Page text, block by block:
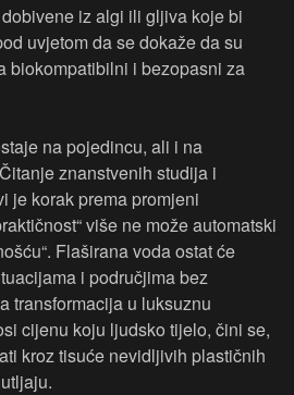
iz algi ili gljiva koje bi
uvjetom da se dokaže da su
biokompatibilni i bezopasni za
na pojedincu, ali i na
znanstvenih studija i
je korak prema promjeni
više ne može automatski
Flaširana voda ostat će
i područjima bez
transformacija u luksuznu
cijenu koju ljudsko tijelo, čini se,
kroz tisuće nevidljivih plastičnih